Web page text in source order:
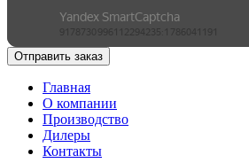
Отправить заказ
Главная
О компании
Производство
Дилеры
Контакты